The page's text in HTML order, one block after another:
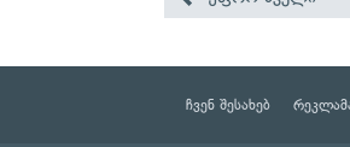
ჩვენ შესახებ